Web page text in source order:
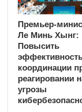
Премьер-
Ле Минь Хынг:
Повысить
координации
реагировании
угрозы